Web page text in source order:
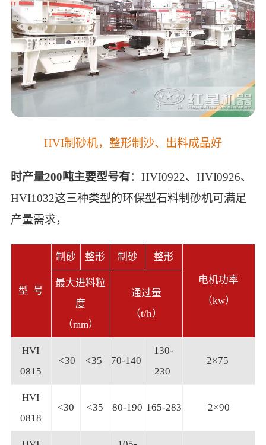
HVI制砂机，整形制沙、出料成品好
时产量200吨主要型号有：HVI0922、HVI0926、
HVI1032这三种类型的环保型石料制砂机可满足
产量需求，
型 号
制砂 整形 制砂 整形
电机功率
（kw）
最大进料粒
度
（mm）
通过量
（t/h）
HVI
0815
<30 <35 70-140
130-
230
2×75
HVI
0818
<30 <35 80-190 165-283 2×90